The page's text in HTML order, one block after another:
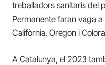
treballadors sanitaris del
Permanente faran vaga a
Califòrnia, Oregon i
A Catalunya, el 2023